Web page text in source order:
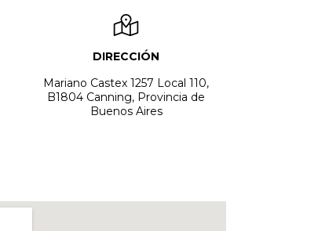
DIRECCIÓN
Mariano Castex 1257 Local 110,
B1804 Canning, Provincia de
Buenos Aires